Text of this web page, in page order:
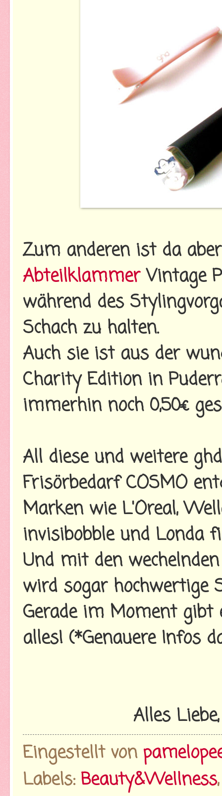
Zum anderen ist da
AbteilklammerVintage
während des
Schach zu halten.
Auch sie ist aus der
Charity Edition in
immerhin noch 0,50€
All diese und weitere
Frisörbedarf COSMO
Marken wie L'Oreal,
invisibobble und Londa
Und mit den
wird sogar hochwertige
Gerade im Moment
alles! (*Genauere Infos
Alles
Eingestellt von
Labels: Beauty&Wellness